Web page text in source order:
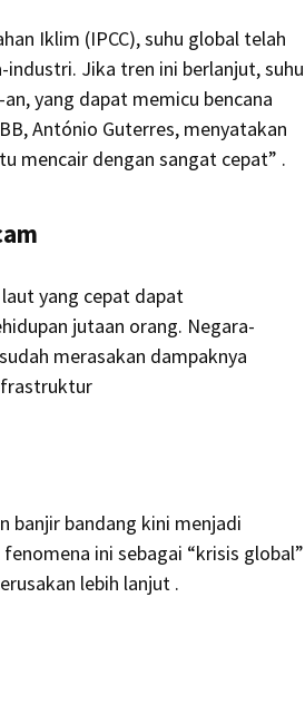
Iklim (IPCC), suhu global telah
industri. Jika tren ini berlanjut, suhu
yang dapat memicu bencana
António Guterres, menyatakan
mencair dengan sangat cepat” .
yang cepat dapat
jutaan orang. Negara-
merasakan dampaknya
banjir bandang kini menjadi
ini sebagai “krisis global”
lebih lanjut .